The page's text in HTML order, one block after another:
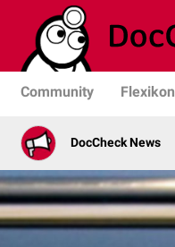
Community Flexikon
DocCheck News